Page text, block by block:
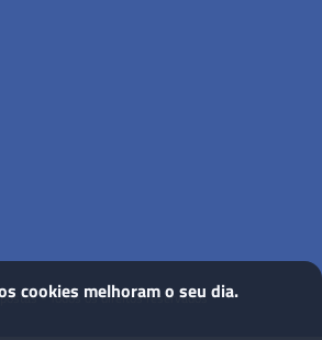
- Todos os direitos reservados
cookies melhoram o seu dia.